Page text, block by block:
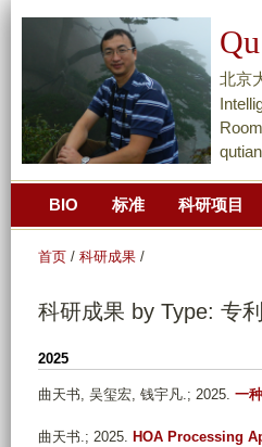
北京
BIO 标准 科研项目
首页 / 科研成果 /
科研成果 by Type: 专利
2025
曲天书, 吴玺宏, 钱宇凡.; 2025. 一
曲天书.; 2025. HOA Processing